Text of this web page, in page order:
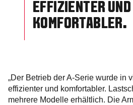
EFFIZIENTER UND
KOMFORTABLER.
„Der Betrieb der A-Serie wurde in
effizienter und komfortabler.
mehrere Modelle erhältlich. Die